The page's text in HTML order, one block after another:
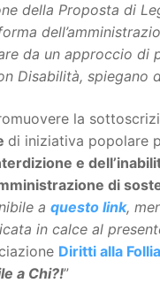
della Proposta di
da un approccio di
Disabilità, spiegano
la
di iniziativa popolare
e
di
a questo link,
in calce al
Diritti alla Follia
a Chi?!”